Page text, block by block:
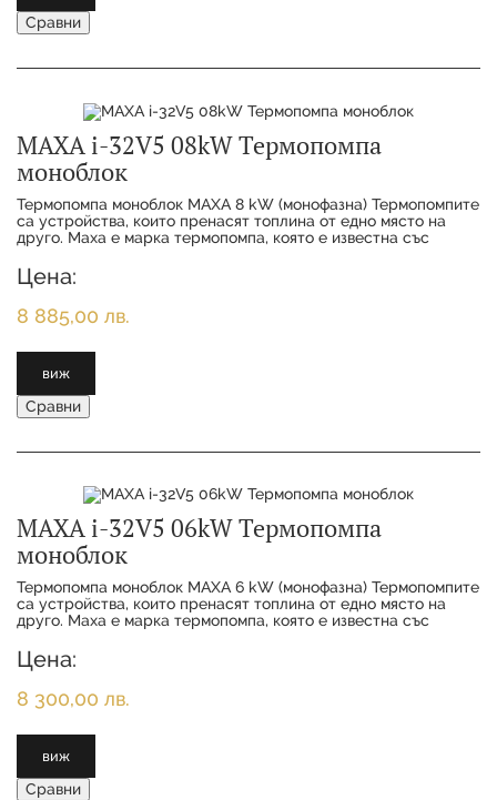
Сравни
MAXA i-32V5 08kW Термопомпа
моноблок
Термопомпа моноблок MAXA 8 kW (монофазна) Термопомпитe
са устройства, които пренасят топлина от едно място на
друго. Maxa е марка термопомпа, която е известна със
Цена:
8 885,00 лв.
виж
Сравни
MAXA i-32V5 06kW Термопомпа
моноблок
Термопомпа моноблок MAXA 6 kW (монофазна) Термопомпитe
са устройства, които пренасят топлина от едно място на
друго. Maxa е марка термопомпа, която е известна със
Цена:
8 300,00 лв.
виж
Сравни